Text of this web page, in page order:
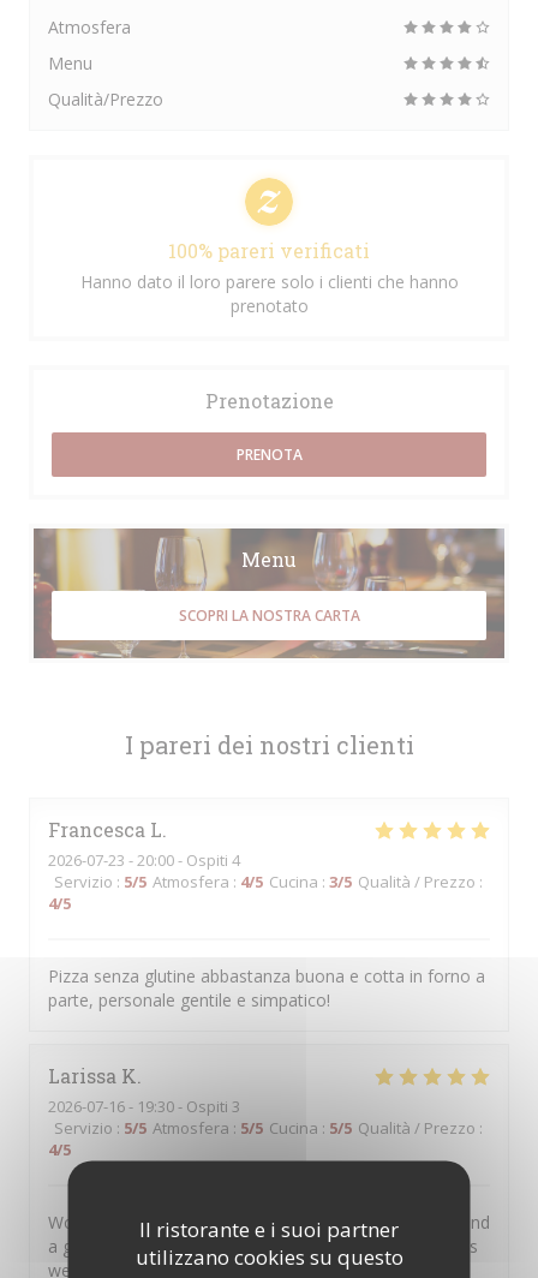
Il ristorante e i suoi partner
utilizzano cookies su questo
I pareri dei nostri clienti
Francesca L
2026-07-23 - 20:00 - Ospiti 4
Servizio : 5/5 Atmosfera : 4/5 Cucina : 3/5 Qualità / Prezzo :
4/5
Pizza senza glutine abbastanza buona e cotta in forno a
parte, personale gentile e simpatico!
Larissa K
2026-07-16- 19:30 - Ospiti 3
Servizio : 5/5 Atmosfera : 5/5 Cucina : 5/5 Qualità / Prezzo :
4/5
Wonderful atmosphere, very kind waiters/waitresses and
a great glutenfree Pizza. A beautiful spot for tourists as
well as the staff is multilingual and even my grandma,
Atmosfera
Menu
Qualità/Prezzo
100% pareri verificati
Hanno dato il loro parere solo i clienti che hanno
prenotato
Prenotazione
PRENOTA
Menu
SCOPRI LA NOSTRA CARTA